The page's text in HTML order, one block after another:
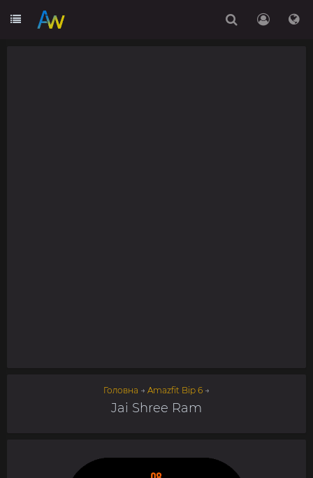
Головна → Amazfit Bip 6 →
Jai Shree Ram